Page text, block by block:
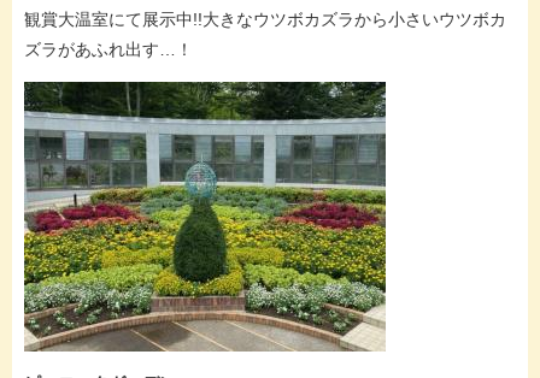
観賞大温室にて展示中!!大きなウツボカズラから小さいウツボカ
ズラがあふれ出す…！